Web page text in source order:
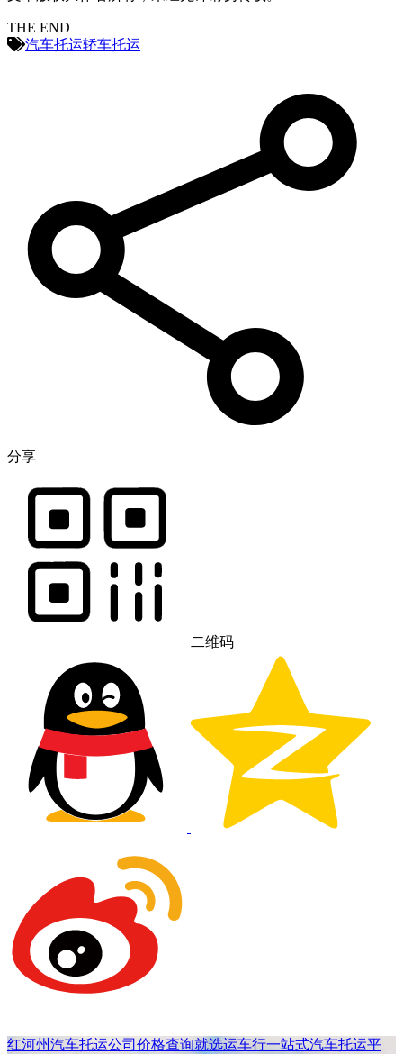
THE END
汽车托运轿车托运
分享
二维码
红河州汽车托运公司价格查询就选运车行一站式汽车托运平